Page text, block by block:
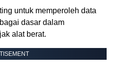
untuk memperoleh data
dasar dalam
alat berat.